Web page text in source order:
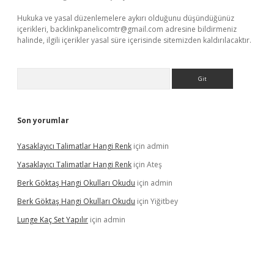
Hukuka ve yasal düzenlemelere aykırı olduğunu düşündüğünüz
içerikleri, backlinkpanelicomtr@gmail.com adresine bildirmeniz
halinde, ilgili içerikler yasal süre içerisinde sitemizden kaldırılacaktır.
Son yorumlar
Yasaklayıcı Talimatlar Hangi Renk için admin
Yasaklayıcı Talimatlar Hangi Renk için Ateş
Berk Göktaş Hangi Okulları Okudu için admin
Berk Göktaş Hangi Okulları Okudu için Yiğitbey
Lunge Kaç Set Yapılır için admin